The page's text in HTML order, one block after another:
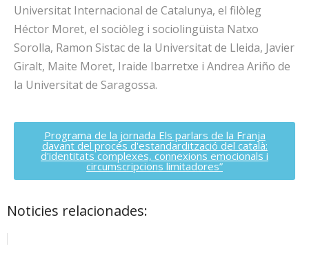
Universitat Internacional de Catalunya, el filòleg
Héctor Moret, el sociòleg i sociolingüista Natxo
Sorolla, Ramon Sistac de la Universitat de Lleida, Javier
Giralt, Maite Moret, Iraide Ibarretxe i Andrea Ariño de
la Universitat de Saragossa.
Programa de la jornada Els parlars de la Franja
davant del procés d'estandardització del català:
d'identitats complexes, connexions emocionals i
circumscripcions limitadores”
Noticies relacionades: